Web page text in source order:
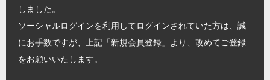
しました。
ソーシャルログインを利用してログインされていた方は、誠
にお手数ですが、上記「新規会員登録」より、改めてご登録
をお願いいたします。